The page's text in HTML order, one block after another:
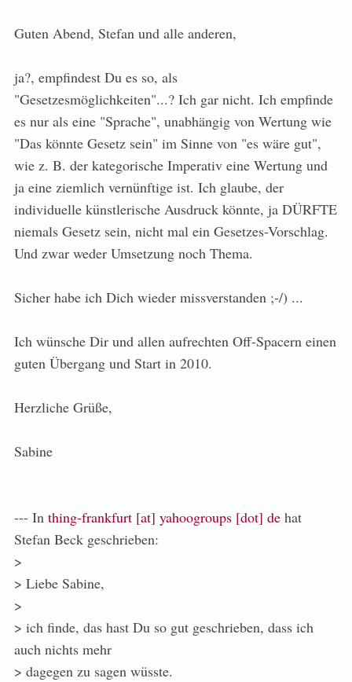
Guten Abend, Stefan und alle anderen,
ja?, empfindest Du es so, als
"Gesetzesmöglichkeiten"...? Ich gar nicht. Ich empfinde
es nur als eine "Sprache", unabhängig von Wertung wie
"Das könnte Gesetz sein" im Sinne von "es wäre gut",
wie z. B. der kategorische Imperativ eine Wertung und
ja eine ziemlich vernünftige ist. Ich glaube, der
individuelle künstlerische Ausdruck könnte, ja DÜRFTE
niemals Gesetz sein, nicht mal ein Gesetzes-Vorschlag.
Und zwar weder Umsetzung noch Thema.
Sicher habe ich Dich wieder missverstanden ;-/) ...
Ich wünsche Dir und allen aufrechten Off-Spacern einen
guten Übergang und Start in 2010.
Herzliche Grüße,
Sabine
--- In thing-frankfurt [at] yahoogroups [dot] de hat
Stefan Beck geschrieben:
>
> Liebe Sabine,
>
> ich finde, das hast Du so gut geschrieben, dass ich
auch nichts mehr
> dagegen zu sagen wüsste.